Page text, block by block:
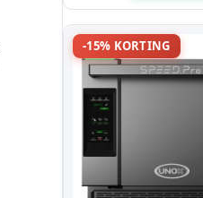
-15% KORTING